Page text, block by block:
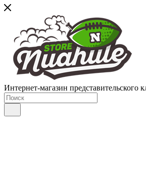
Интернет-магазин представительского